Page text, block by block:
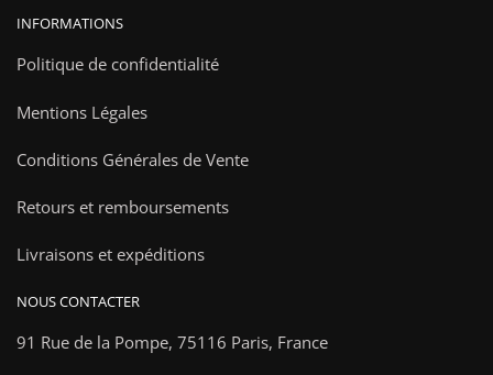
INFORMATIONS
Politique de confidentialité
Mentions Légales
Conditions Générales de Vente
Retours et remboursements
Livraisons et expéditions
NOUS CONTACTER
91 Rue de la Pompe, 75116 Paris, France